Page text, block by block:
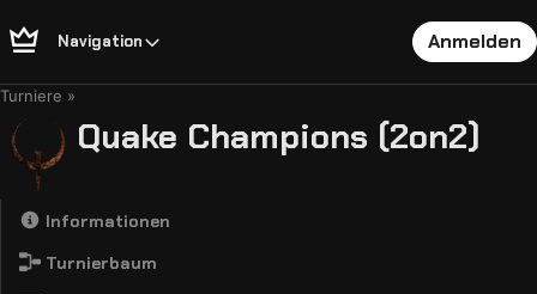
Navigation Anmelden
Turniere
Quake Champions (2on2)
Informationen
Turnierbaum